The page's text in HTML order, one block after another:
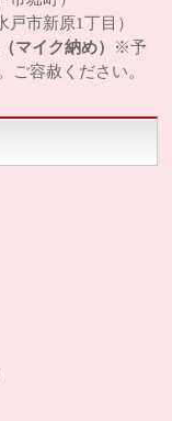
市新原1丁目）
マイク納め） ※予
ご容赦ください。